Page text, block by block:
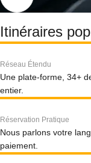
Itinéraires
Réseau Étendu
Une plate-forme, 34+
entier.
Réservation Pratique
Nous parlons votre
paiement.